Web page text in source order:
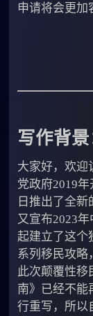
申请将会更加
写作背景
大家好，欢迎
党政府2019
日推出了全
又宣布2023
起建立了这个
系列移民攻略
此次颠覆性移
南》已经不能
行重写，所以